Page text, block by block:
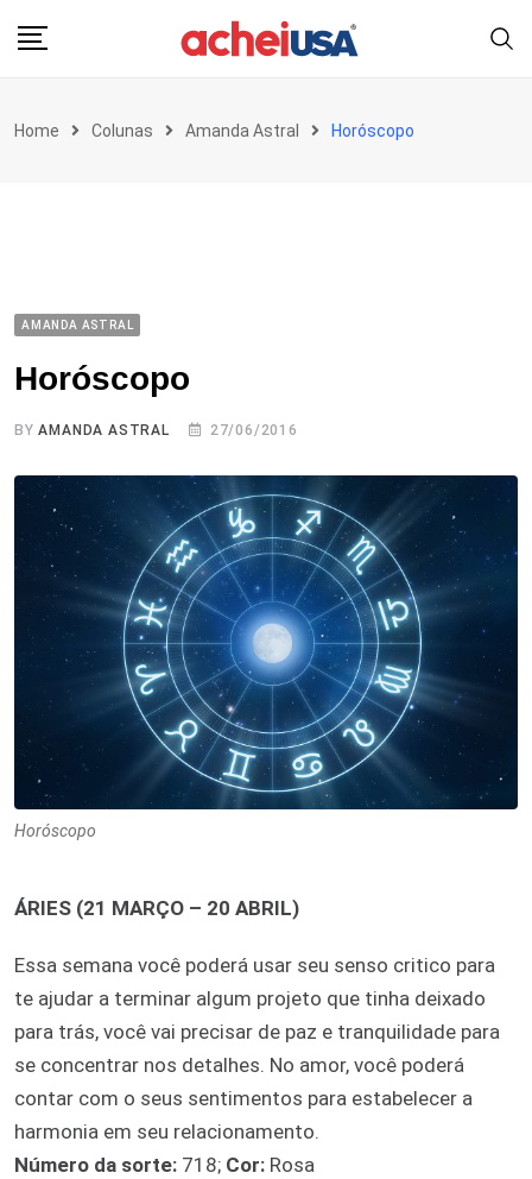
Home Colunas Amanda Astral Horóscopo
AMANDA ASTRAL
Horóscopo
BYAMANDA ASTRAL 27/06/2016
Horóscopo
ÁRIES (21 MARÇO – 20 ABRIL)
Essa semana você poderá usar seu senso critico para
te ajudar a terminar algum projeto que tinha deixado
para trás, você vai precisar de paz e tranquilidade para
se concentrar nos detalhes. No amor, você poderá
contar com o seus sentimentos para estabelecer a
harmonia em seu relacionamento.
Número da sorte: 718; Cor: Rosa